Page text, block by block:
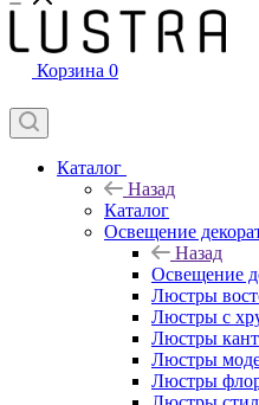
Корзина 0
Каталог
Назад
Каталог
Освещение
Назад
Освещение
Люстры
Люстры с
Люстры
Люстры
Люстры